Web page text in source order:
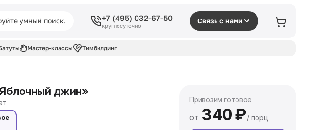
+7 (495) 032-67-50
круглосуточно
Связь с нами
Мастер-классы Тимбилдинг
джин»
Привозим готовое
от 340₽/ порц